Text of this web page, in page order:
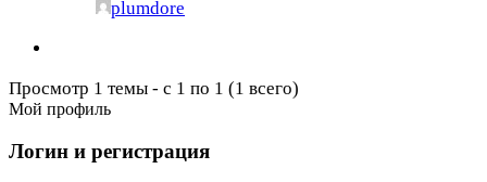
plumdore
Просмотр 1 темы - с 1 по 1 (1 всего)
Мой профиль
Логин и регистрация